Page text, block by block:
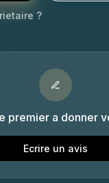
?
premier a donner
Ecrire un avis